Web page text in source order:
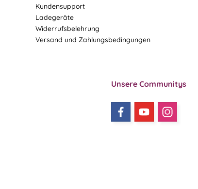
Kundensupport
Ladegeräte
Widerrufsbelehrung
Versand und Zahlungsbedingungen
Unsere Communitys